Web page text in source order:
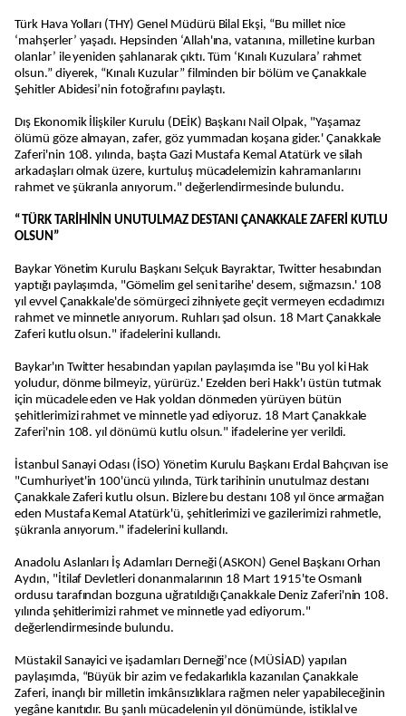
Türk Hava Yolları (THY) Genel Müdürü Bilal Ekşi, “Bu millet nice
‘mahşerler’ yaşadı. Hepsinden ‘Allah'ına, vatanına, milletine kurban
olanlar’ ile yeniden şahlanarak çıktı. Tüm ‘Kınalı Kuzulara’ rahmet
olsun.” diyerek, “Kınalı Kuzular” filminden bir bölüm ve Çanakkale
Şehitler Abidesi’nin fotoğrafını paylaştı.
Dış Ekonomik İlişkiler Kurulu (DEİK) Başkanı Nail Olpak, "Yaşamaz
ölümü göze almayan, zafer, göz yummadan koşana gider.' Çanakkale
Zaferi'nin 108. yılında, başta Gazi Mustafa Kemal Atatürk ve silah
arkadaşları olmak üzere, kurtuluş mücadelemizin kahramanlarını
rahmet ve şükranla anıyorum." değerlendirmesinde bulundu.
“TÜRK TARİHİNİN UNUTULMAZ DESTANI ÇANAKKALE ZAFERİ KUTLU
OLSUN”
Baykar Yönetim Kurulu Başkanı Selçuk Bayraktar, Twitter hesabından
yaptığı paylaşımda, "Gömelim gel seni tarihe' desem, sığmazsın.' 108
yıl evvel Çanakkale'de sömürgeci zihniyete geçit vermeyen ecdadımızı
rahmet ve minnetle anıyorum. Ruhları şad olsun. 18 Mart Çanakkale
Zaferi kutlu olsun." ifadelerini kullandı.
Baykar'ın Twitter hesabından yapılan paylaşımda ise "Bu yol ki Hak
yoludur, dönme bilmeyiz, yürürüz.' Ezelden beri Hakk'ı üstün tutmak
için mücadele eden ve Hak yoldan dönmeden yürüyen bütün
şehitlerimizi rahmet ve minnetle yad ediyoruz. 18 Mart Çanakkale
Zaferi'nin 108. yıl dönümü kutlu olsun." ifadelerine yer verildi.
İstanbul Sanayi Odası (İSO) Yönetim Kurulu Başkanı Erdal Bahçıvan ise
"Cumhuriyet'in 100'üncü yılında, Türk tarihinin unutulmaz destanı
Çanakkale Zaferi kutlu olsun. Bizlere bu destanı 108 yıl önce armağan
eden Mustafa Kemal Atatürk'ü, şehitlerimizi ve gazilerimizi rahmetle,
şükranla anıyorum." ifadelerini kullandı.
Anadolu Aslanları İş Adamları Derneği (ASKON) Genel Başkanı Orhan
Aydın, "İtilaf Devletleri donanmalarının 18 Mart 1915'te Osmanlı
ordusu tarafından bozguna uğratıldığı Çanakkale Deniz Zaferi'nin 108.
yılında şehitlerimizi rahmet ve minnetle yad ediyorum."
değerlendirmesinde bulundu.
Müstakil Sanayici ve işadamları Derneği’nce (MÜSİAD) yapılan
paylaşımda, “Büyük bir azim ve fedakarlıkla kazanılan Çanakkale
Zaferi, inançlı bir milletin imkânsızlıklara rağmen neler yapabileceğinin
yegâne kanıtıdır. Bu şanlı mücadelenin yıl dönümünde, istiklal ve